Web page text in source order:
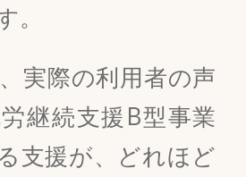
。
実際の利用者の声
継続支援B型事業
支援が、どれほど